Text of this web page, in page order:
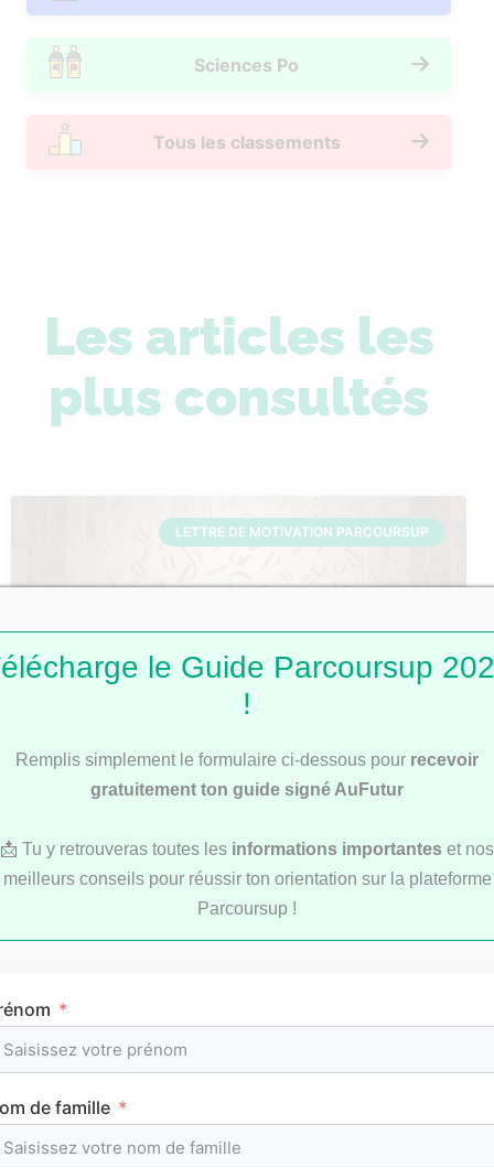
Sciences Po
Tous les classements
Les articles les
plus consultés
LETTRE DE MOTIVATION PARCOURSUP
Lettres de motivation Parcoursup : 101
LYCÉE
L’emploi du temps en première (cours et
horaires)
le Guide Parcoursup
!
Remplis simplement le formulaire ci-dessous pour recevoir
gratuitement ton guide signé AuFutur
📩 Tu y retrouveras toutes les informations importantes et nos
meilleurs conseils pour réussir ton orientation sur la plateforme
Parcoursup !
de famille